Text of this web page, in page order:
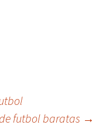
futbol baratas →